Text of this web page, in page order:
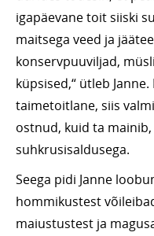
igapäevane toit siiski
maitsega veed ja
konservpuuviljad,
küpsised,“ ütleb
taimetoitlane, siis
ostnud, kuid ta
suhkrusisaldusega.
Seega pidi Janne
hommikustest
maiustustest ja